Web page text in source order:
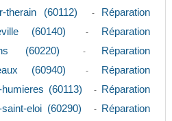
therain (60112)
-
Réparation
(60140)
-
Réparation
(60220)
-
Réparation
(60940)
-
Réparation
(60113)
-
Réparation
eloi (60290)
-
Réparation